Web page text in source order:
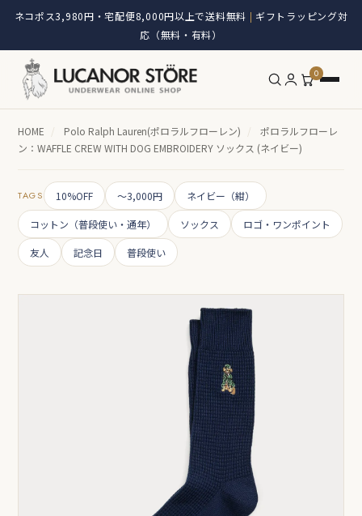
ネコポス3,980円・宅配便8,000円以上で送料無料 | ギフトラッピング対
応（無料・有料）
0
HOME / Polo Ralph Lauren(ポロラルフローレン) /
ポロラルフローレ
ン：WAFFLE CREW WITH DOG EMBROIDERY ソックス (ネイビー)
TAGS 10%OFF ～3,000円 ネイビー（紺）
コットン（普段使い・通年） ソックス ロゴ・ワンポイント
友人 記念日 普段使い